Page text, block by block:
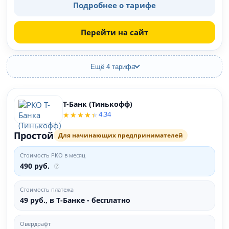
Подробнее о тарифе
Перейти на сайт
Ещё 4 тарифа
Т-Банк (Тинькофф)
4.34
Простой Для начинающих предпринимателей
Стоимость РКО в месяц
490 руб.
Стоимость платежа
49 руб., в Т‑Банке - бесплатно
Овердрафт